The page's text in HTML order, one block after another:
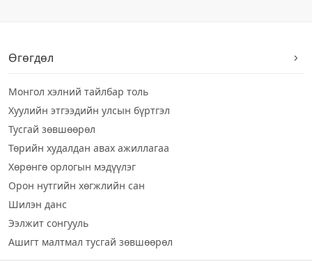
Өгөгдөл
Монгол хэлний тайлбар толь
Хуулийн этгээдийн улсын бүртгэл
Тусгай зөвшөөрөл
Төрийн худалдан авах ажиллагаа
Хөрөнгө орлогын мэдүүлэг
Орон нутгийн хөгжлийн сан
Шилэн данс
Ээлжит сонгууль
Ашигт малтмал тусгай зөвшөөрөл